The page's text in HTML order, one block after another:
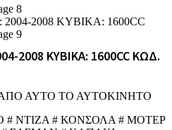
2008 ΚΥΒΙΚΑ: 1600CC ΚΩΔ.
ΑΥΤΟ ΤΟ ΑΥΤΟΚΙΝΗΤΟ
# ΝΤΙΖΑ # ΚΟΝΣΟΛΑ # ΜΟΤΕΡ